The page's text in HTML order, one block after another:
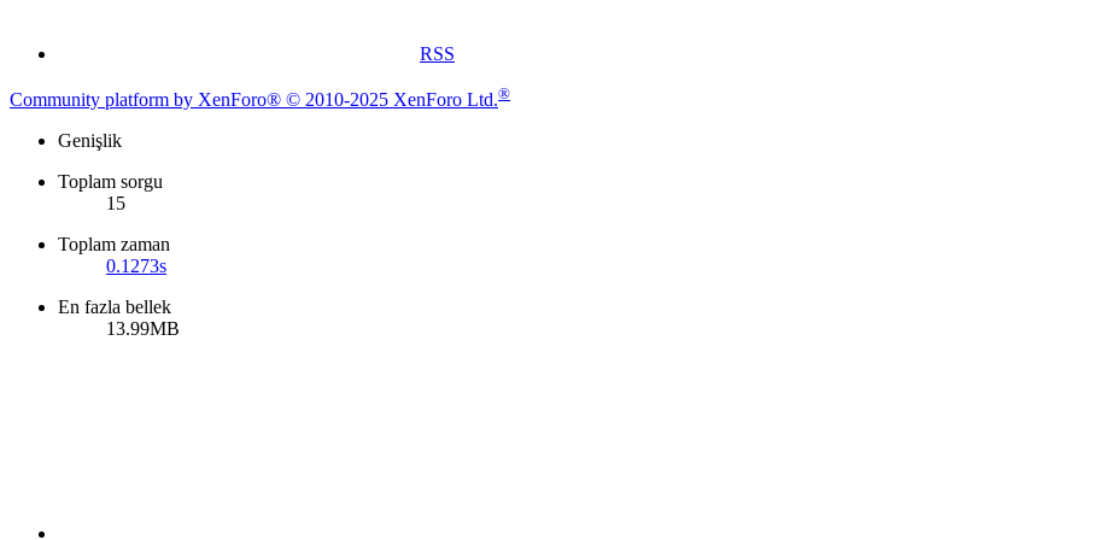
RSS
Community platform by XenForo® © 2010-2025 XenForo Ltd.®
Genişlik
Toplam sorgu
15
Toplam zaman
0.1273s
En fazla bellek
13.99MB